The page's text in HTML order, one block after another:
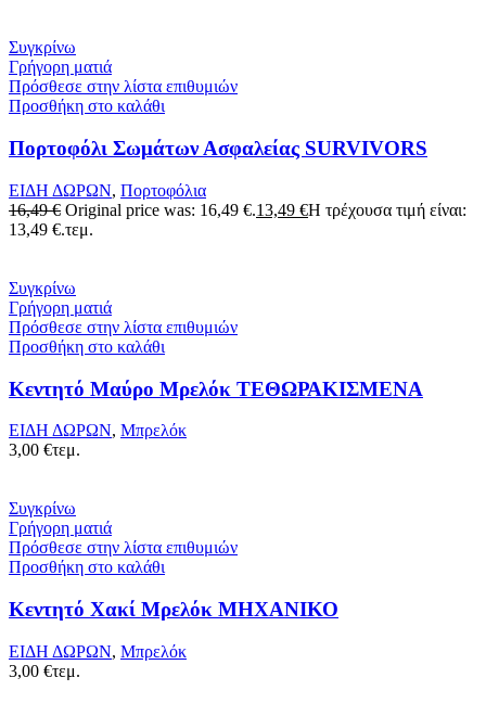
Συγκρίνω
Γρήγορη ματιά
Πρόσθεσε στην λίστα επιθυμιών
Προσθήκη στο καλάθι
Πορτοφόλι Σωμάτων Ασφαλείας SURVIVORS
ΕΙΔΗ ΔΩΡΩΝ, Πορτοφόλια
16,49€ Original price was: 16,49 €.13,49 €Η τρέχουσα τιμή είναι:
13,49 €.τεμ.
Συγκρίνω
Γρήγορη ματιά
Πρόσθεσε στην λίστα επιθυμιών
Προσθήκη στο καλάθι
Κεντητό Μαύρο Μρελόκ ΤΕΘΩΡΑΚΙΣΜΕΝΑ
ΕΙΔΗ ΔΩΡΩΝ, Μπρελόκ
3,00 €τεμ.
Συγκρίνω
Γρήγορη ματιά
Πρόσθεσε στην λίστα επιθυμιών
Προσθήκη στο καλάθι
Κεντητό Χακί Μρελόκ ΜΗΧΑΝΙΚΟ
ΕΙΔΗ ΔΩΡΩΝ, Μπρελόκ
3,00 €τεμ.